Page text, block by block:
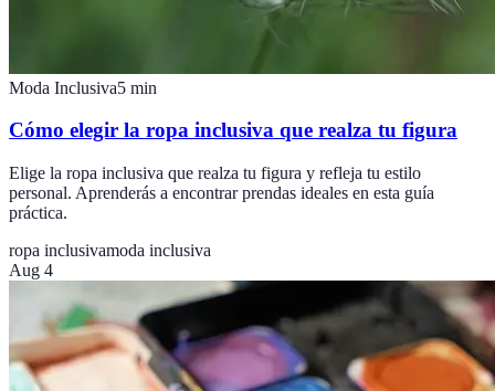
Moda Inclusiva5 min
Cómo elegir la ropa inclusiva que realza tu figura
Elige la ropa inclusiva que realza tu figura y refleja tu estilo
personal. Aprenderás a encontrar prendas ideales en esta guía
práctica.
ropa inclusivamoda inclusiva
Aug 4